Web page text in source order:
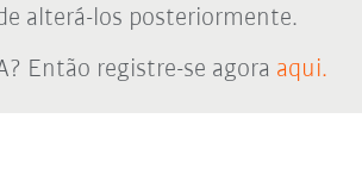
alterá-los posteriormente.
Então registre-se agora aqui.